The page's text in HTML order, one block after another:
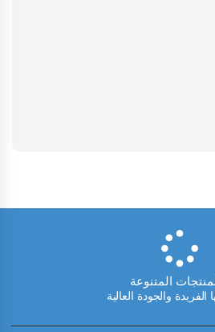
المتنوعة
الفريدة والجودة العالية